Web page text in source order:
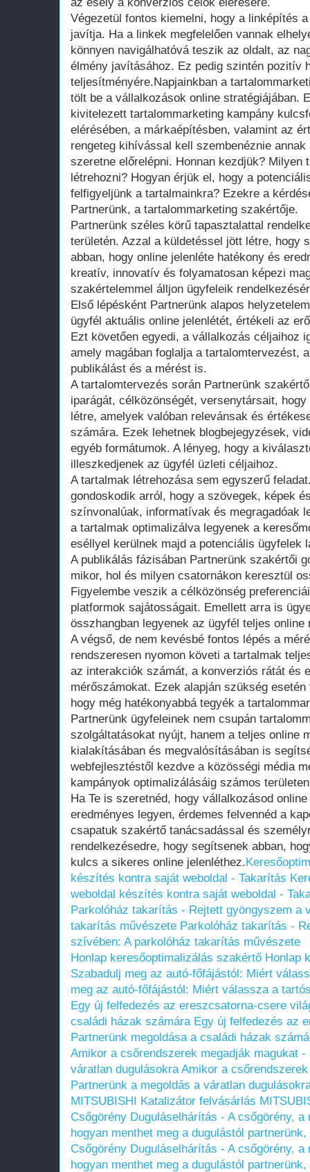
Végezetül fontos kiemelni, hogy a linképítés
javítja. Ha a linkek megfelelően vannak
könnyen navigálhatóvá teszik az oldalt, az
élmény javításához. Ez pedig szintén pozitív
teljesítményére.Napjainkban a
tölt be a vállalkozások online stratégiájában.
kivitelezett tartalommarketing kampány
elérésében, a márkaépítésben, valamint az
rengeteg kihívással kell szembenéznie
szeretne előrelépni. Honnan kezdjük? Milyen
létrehozni? Hogyan érjük el, hogy a
felfigyeljünk a tartalmainkra? Ezekre a
Partnerünk, a tartalommarketing szakértője.
Partnerünk széles körű tapasztalattal
területén. Azzal a küldetéssel jött létre, hogy
abban, hogy online jelenléte hatékony és
kreatív, innovatív és folyamatosan képezi
szakértelemmel álljon ügyfeleik
Első lépésként Partnerünk alapos
ügyfél aktuális online jelenlétét, értékeli az
Ezt követően egyedi, a vállalkozás céljaihoz
amely magában foglalja a tartalomtervezést,
publikálást és a mérést is.
A tartalomtervezés során Partnerünk
iparágát, célközönségét, versenytársait,
létre, amelyek valóban relevánsak és
számára. Ezek lehetnek blogbejegyzések,
egyéb formátumok. A lényeg, hogy a
illeszkedjenek az ügyfél üzleti céljaihoz.
A tartalmak létrehozása sem egyszerű
gondoskodik arról, hogy a szövegek, képek
színvonalúak, informatívak és megragadóak
a tartalmak optimalizálva legyenek a
eséllyel kerülnek majd a potenciális ügyfelek
A publikálás fázisában Partnerünk szakértői
mikor, hol és milyen csatornákon keresztül
Figyelembe veszik a célközönség
platformok sajátosságait. Emellett arra is
összhangban legyenek az ügyfél teljes online
A végső, de nem kevésbé fontos lépés a
rendszeresen nyomon követi a tartalmak
az interakciók számát, a konverziós rátát és
mérőszámokat. Ezek alapján szükség
hogy még hatékonyabbá tegyék a
Partnerünk ügyfeleinek nem csupán
szolgáltatásokat nyújt, hanem a teljes online
kialakításában és megvalósításában is
webfejlesztéstől kezdve a közösségi média
kampányok optimalizálásáig számos
Ha Te is szeretnéd, hogy vállalkozásod
eredményes legyen, érdemes felvennéd a
csapatuk szakértő tanácsadással és
rendelkezésedre, hogy segítsenek abban,
kulcs a sikeres online jelenléthez.
készítés kontra saját weboldal - Takarítás
weboldal készítés kontra saját weboldal -
Parkolóház takarítás - Rejtett gyöngyszem a
takarítás művészete Parkolóház takarítás -
szívében: A parkolóház takarítás művészete
Honlap keresőoptimalizálás szakértő Honlap
Szabadulj meg az autó-főfájástól: Miért
meg az autó-főfájástól: Miért válassza a
Egy új felfedezés az ereszcsatorna-csere
családi házak számára Egy új felfedezés az
Partnerünk megoldása a családi házak
Amikor a csőrendszerek megadják magukat
váratlan dugulásokra Amikor a
Partnerünk a megoldás a váratlan
MITSUBISHI Katalizátor felvásárlás
Csőgörény Duguláselhárítás - A csőgörény,
hogyan menthet meg a dugulástól
Csőgörény Duguláselhárítás - A csőgörény,
hogyan menthet meg a dugulástól